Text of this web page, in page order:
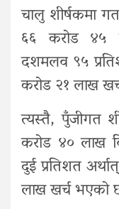
चालु शीर्षकमा
६६ करोड ४५
दशमलव ९५
करोड २१ लाख
त्यस्तै, पुँजीगत
करोड ४० लाख
दुई प्रतिशत
लाख खर्च भएको